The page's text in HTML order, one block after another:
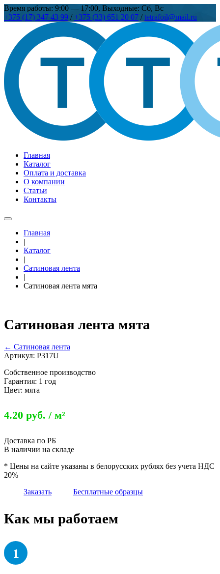
Время работы: 9:00 — 17:00, Выходные: Сб, Вс
+375 (17) 347 43 99 / +375 (33) 651 20 07 / tetrafoil@mail.ru
Главная
Каталог
Оплата и доставка
О компании
Статьи
Контакты
Главная
|
Каталог
|
Сатиновая лента
|
Сатиновая лента мята
Сатиновая лента мята
← Сатиновая лента
Артикул: P317U
Собственное производство
Гарантия: 1 год
Цвет: мята
4.20 руб. / м²
Доставка по РБ
В наличии на складе
* Цены на сайте указаны в белорусских рублях без учета НДС
20%
Заказать
Бесплатные образцы
Как мы работаем
1